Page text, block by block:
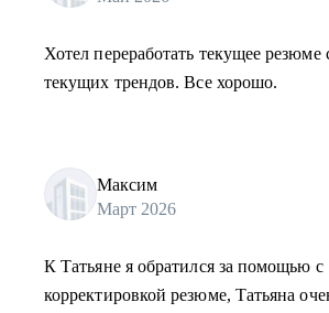
Хотел переработать текущее резюме
текущих трендов. Все хорошо.
Максим
Март 2026
К Татьяне я обратился за помощью с
корректировкой резюме, Татьяна